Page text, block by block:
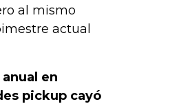
al mismo
actual
en
pickup cayó